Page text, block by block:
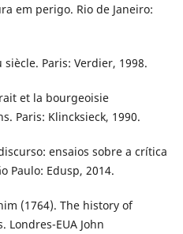
em perigo. Rio de Janeiro:
siècle. Paris: Verdier, 1998.
et la bourgeoisie
Paris: Klincksieck, 1990.
ensaios sobre a crítica
Paulo: Edusp, 2014.
(1764). The history of
Londres-EUA John